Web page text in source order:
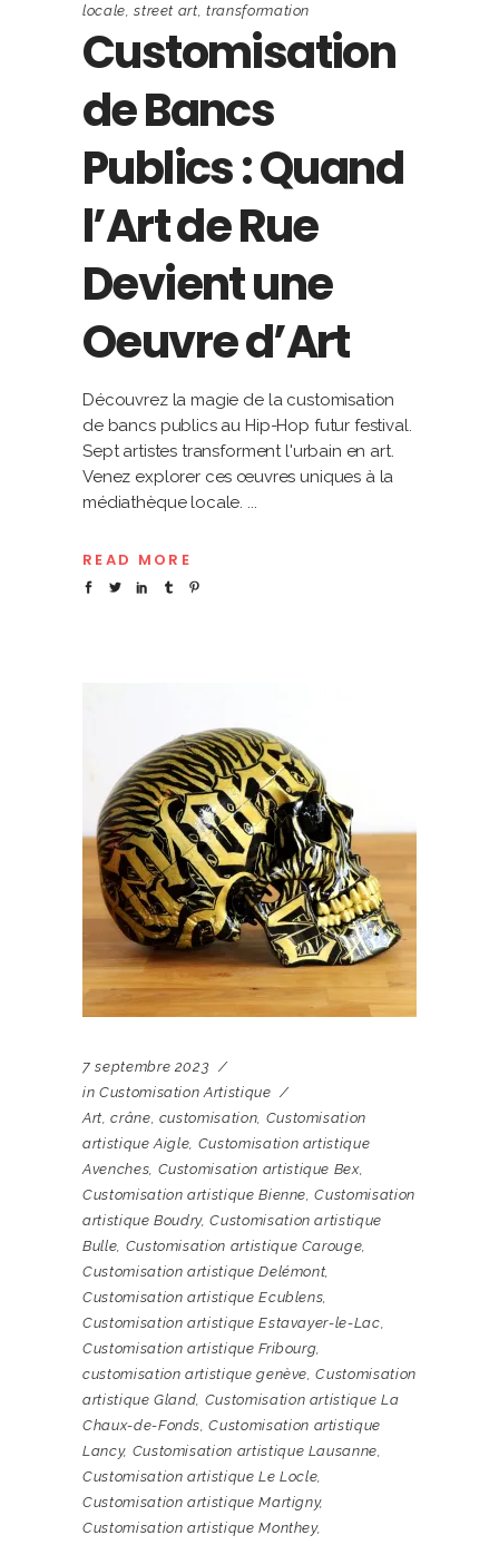
locale ,street art ,transformation
Customisation
de Bancs
Publics : Quand
l’Art de Rue
Devient une
Oeuvre d’Art
Découvrez la magie de la customisation
de bancs publics au Hip-Hop futur festival.
Sept artistes transforment l'urbain en art.
Venez explorer ces œuvres uniques à la
médiathèque locale.
READ MORE
7 septembre 2023
in Customisation Artistique
Art,crâne, customisation, Customisation
artistique Aigle, Customisation artistique
Avenches, Customisation artistique Bex,
Customisation artistique Bienne,Customisation
artistique Boudry,Customisation artistique
Bulle, Customisation artistique Carouge,
Customisation artistique Delémont,
Customisation artistique Ecublens,
Customisation artistique Estavayer-le-Lac,
Customisation artistique Fribourg,
customisation artistique genève,Customisation
artistique Gland, Customisation artistique La
Chaux-de-Fonds,Customisation artistique
Lancy, Customisation artistique Lausanne,
Customisation artistique Le Locle,
Customisation artistique Martigny,
Customisation artistique Monthey,